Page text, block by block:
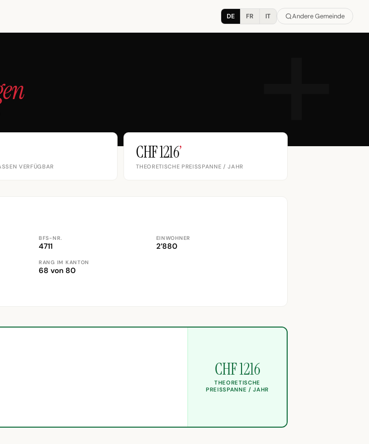
DE FR IT Andere Gemeinde
VERFÜGBAR
CHF 1216’
THEORETISCHE PREISSPANNE / JAHR
BFS-NR.
4711
EINWOHNER
2’880
RANG IM KANTON
68 von 80
CHF 1216
THEORETISCHE
PREISSPANNE / JAHR